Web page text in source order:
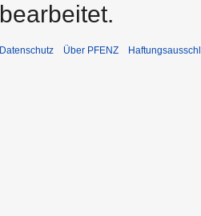
bearbeitet.
Datenschutz Über PFENZ